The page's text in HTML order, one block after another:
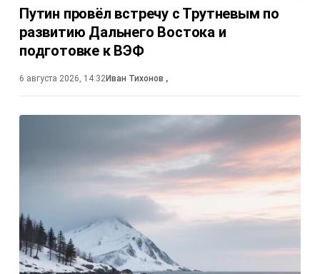
Путин провёл встречу с Трутневым по
развитию Дальнего Востока и
подготовке к ВЭФ
6 августа 2026, 14:32Иван Тихонов ,